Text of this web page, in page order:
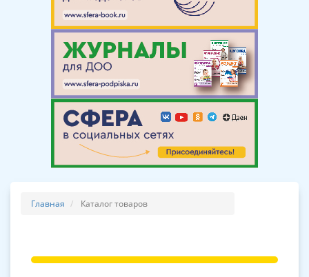
Главная Каталог товаров